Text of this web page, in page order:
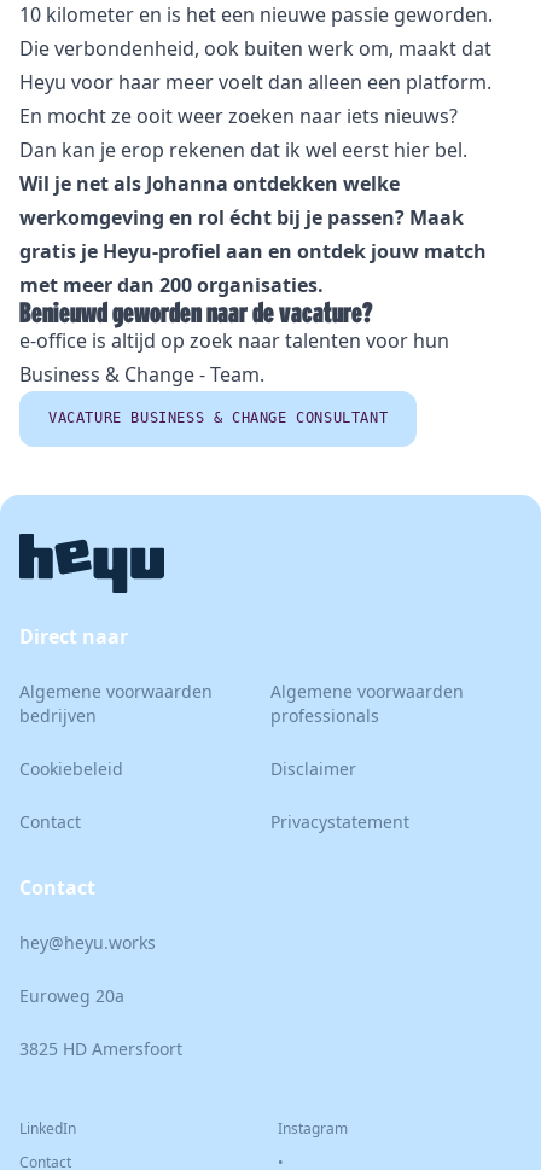
10 kilometer en is het een nieuwe passie geworden.
Die verbondenheid, ook buiten werk om, maakt dat
Heyu voor haar meer voelt dan alleen een platform.
En mocht ze ooit weer zoeken naar iets nieuws?
Dan kan je erop rekenen dat ik wel eerst hier bel.
Wil je net als Johanna ontdekken welke
werkomgeving en rol écht bij je passen? Maak
gratis je Heyu-profiel aan en ontdek jouw match
met meer dan 200 organisaties.
Benieuwd geworden naar de vacature?
e-office is altijd op zoek naar talenten voor hun
Business & Change - Team.
VACATURE BUSINESS & CHANGE CONSULTANT
Direct naar
Algemene voorwaarden
bedrijven
Algemene voorwaarden
professionals
Cookiebeleid Disclaimer
Contact Privacystatement
Contact
hey@heyu.works
Euroweg 20a
3825 HD Amersfoort
LinkedIn
Instagram
Contact
•